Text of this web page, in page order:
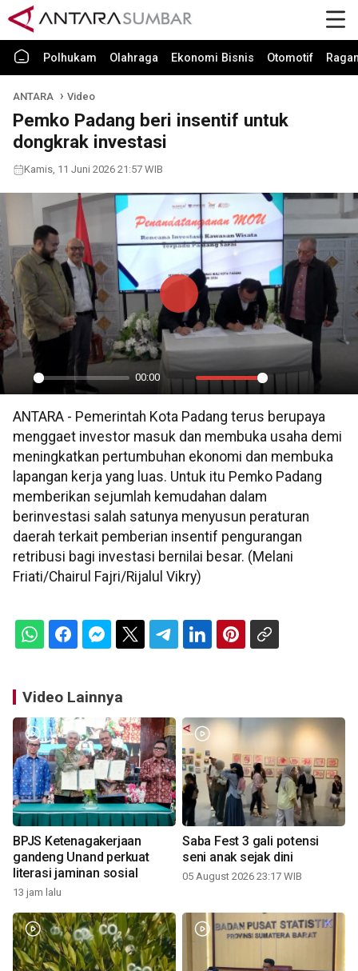
Polhukam Olahraga Ekonomi Bisnis Otomotif
ANTARA Video
Pemko Padang beri insentif untuk
dongkrak investasi
Kamis, 11 Juni 2026 21:57 WIB
Play
00:00
Mute Settings
PIP
Play
ANTARA - Pemerintah Kota Padang terus berupaya
menggaet investor masuk dan membuka usaha demi
meningkatkan pertumbuhan ekonomi dan membuka
lapangan kerja yang luas. Untuk itu Pemko Padang
memberikan sejumlah kemudahan dalam
berinvestasi salah satunya menyusun peraturan
daerah terkait pemberian insentif pengurangan
retribusi bagi investasi bernilai besar. (Melani
Friati/Chairul Fajri/Rijalul Vikry)
Video Lainnya
BPJS Ketenagakerjaan
gandeng Unand perkuat
literasi jaminan sosial
13 jam lalu
Saba Fest 3 gali potensi
seni anak sejak dini
05 August 2026 23:17 WIB